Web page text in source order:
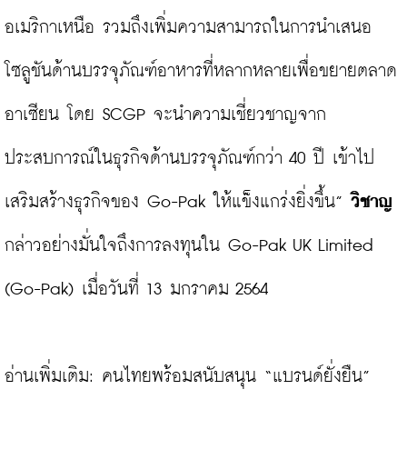
อเมริกาเหนือ รวมถึงเพิ่มความสามารถในการนำเสนอ
โซลูชันด้านบรรจุภัณฑ์อาหารที่หลากหลายเพื่อขยายตลาด
อาเซียน โดย SCGP จะนำความเชี่ยวชาญจาก
ประสบการณ์ในธุรกิจด้านบรรจุภัณฑ์กว่า 40 ปี เข้าไป
เสริมสร้างธุรกิจของ Go-Pak ให้แข็งแกร่งยิ่งขึ้น” วิชาญ
กล่าวอย่างมั่นใจถึงการลงทุนใน Go-Pak UK Limited
(Go-Pak) เมื่อวันที่ 13 มกราคม 2564
อ่านเพิ่มเติม: คนไทยพร้อมสนับสนุน “แบรนด์ยั่งยืน”